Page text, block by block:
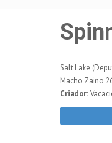
Salt Lake
Macho Zaino
Criador: